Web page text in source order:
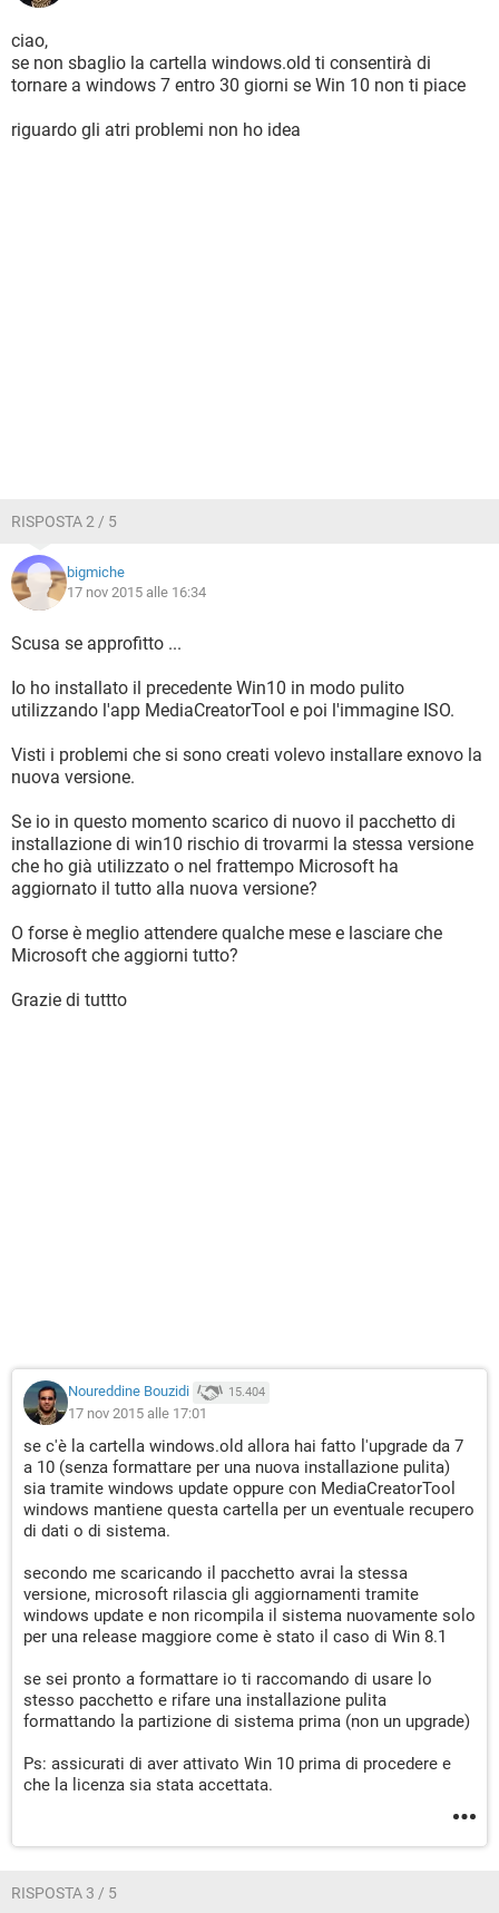
ciao,
se non sbaglio la cartella windows.old ti consentirà di
tornare a windows 7 entro 30 giorni se Win 10 non ti piace
riguardo gli atri problemi non ho idea
RISPOSTA 2 / 5
bigmiche
17 nov 2015 alle 16:34
Scusa se approfitto ...
Io ho installato il precedente Win10 in modo pulito
utilizzando l'app MediaCreatorTool e poi l'immagine ISO.
Visti i problemi che si sono creati volevo installare exnovo la
nuova versione.
Se io in questo momento scarico di nuovo il pacchetto di
installazione di win10 rischio di trovarmi la stessa versione
che ho già utilizzato o nel frattempo Microsoft ha
aggiornato il tutto alla nuova versione?
O forse è meglio attendere qualche mese e lasciare che
Microsoft che aggiorni tutto?
Grazie di tuttto
Noureddine Bouzidi 15.404
17 nov 2015 alle 17:01
se c'è la cartella windows.old allora hai fatto l'upgrade da 7
a 10 (senza formattare per una nuova installazione pulita)
sia tramite windows update oppure con MediaCreatorTool
windows mantiene questa cartella per un eventuale recupero
di dati o di sistema.
secondo me scaricando il pacchetto avrai la stessa
versione, microsoft rilascia gli aggiornamenti tramite
windows update e non ricompila il sistema nuovamente solo
per una release maggiore come è stato il caso di Win 8.1
se sei pronto a formattare io ti raccomando di usare lo
stesso pacchetto e rifare una installazione pulita
formattando la partizione di sistema prima (non un upgrade)
Ps: assicurati di aver attivato Win 10 prima di procedere e
che la licenza sia stata accettata.
RISPOSTA 3 / 5